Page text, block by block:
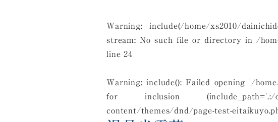
Warning: include(/home/xs2010/
stream: No such file or directory in /
line24
Warning: include(): Failed opening '/
for inclusion
content/themes/dnd/page-test-